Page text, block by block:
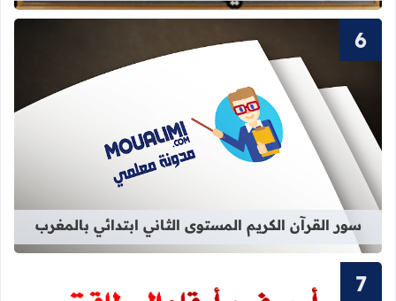
قراءة المزيد عن سور القرآن الكريم
سور القرآن الكريم المستوى الثاني ابتدائي بالمغرب